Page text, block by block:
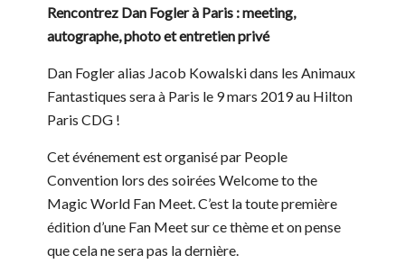
Rencontrez Dan Fogler à Paris : meeting,
autographe, photo et entretien privé
Dan Fogler alias Jacob Kowalski dans les Animaux
Fantastiques sera à Paris le 9 mars 2019 au Hilton
Paris CDG !
Cet événement est organisé par People
Convention​ lors des soirées Welcome to the
Magic World Fan Meet. C’est la toute première
édition d’une Fan Meet sur ce thème et on pense
que cela ne sera pas la dernière.